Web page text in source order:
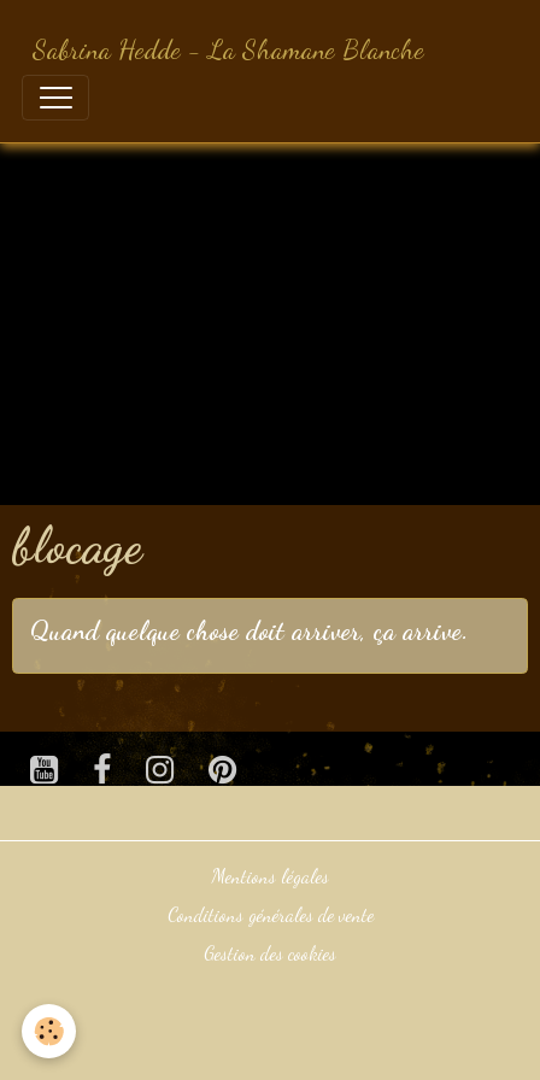
Sabrina Hedde - La Shamane Blanche
blocage
Quand quelque chose doit arriver, ça arrive.
Mentions légales
Conditions générales de vente
Gestion des cookies